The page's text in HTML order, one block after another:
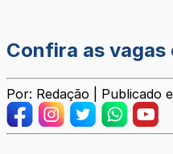
Confira as
Por: Redação | Publicado